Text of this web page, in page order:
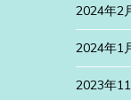
2024年2
2024年1
2023年